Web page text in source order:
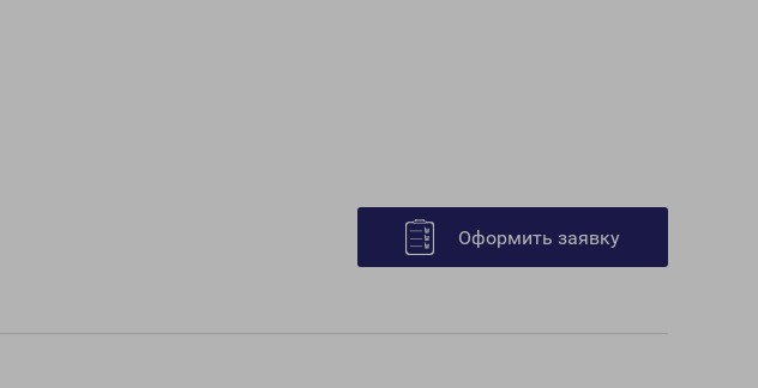
Оформить заявку